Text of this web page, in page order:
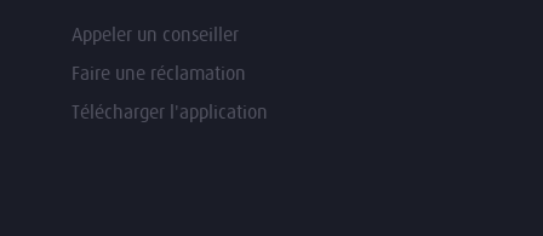
Appeler un conseiller
Faire une réclamation
Télécharger l'application